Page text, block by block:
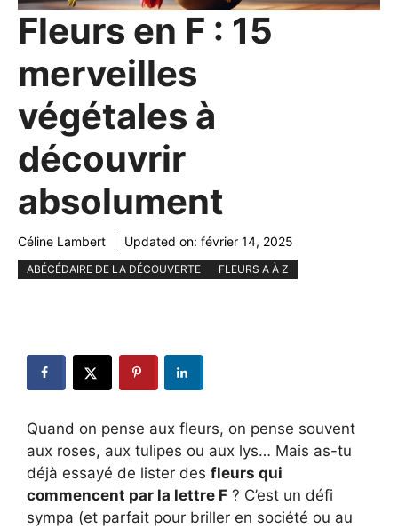
Fleurs en F : 15
merveilles
végétales à
découvrir
absolument
Céline Lambert Updated on: février 14, 2025
ABÉCÉDAIRE DE LA DÉCOUVERTE FLEURS A À Z
Quand on pense aux fleurs, on pense souvent
aux roses, aux tulipes ou aux lys… Mais as-tu
déjà essayé de lister des fleurs qui
commencent par la lettre F ? C’est un défi
sympa (et parfait pour briller en société ou au